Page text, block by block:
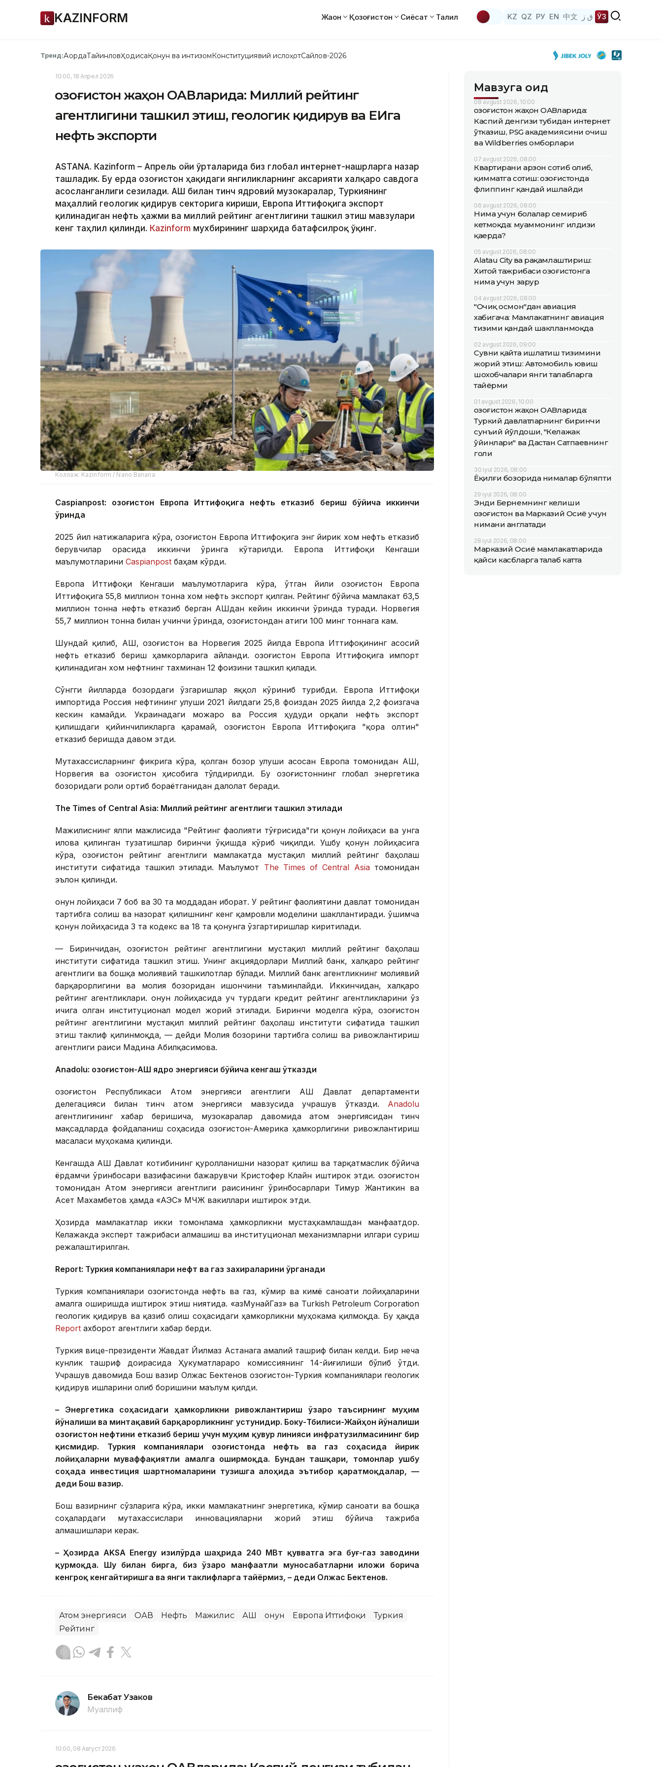
KAZINFORM Жаҳон Қозоғистон Сиёсат Таҳлил KZ QZ РУ EN 中文 ق ز ЎЗ
Тренд:АқордаТайинловҲодисаҚонун ва интизомКонституциявий ислоҳотСайлов-2026
10:00, 18 Апрел 2026
Қозоғистон жаҳон ОАВларида: Миллий рейтинг
агентлигини ташкил этиш, геологик қидирув ва ЕИга
нефть экспорти
ASTANА. Кazinform – Апрель ойи ўрталарида биз глобал интернет-нашрларга назар
ташладик. Бу ерда Қозоғистон ҳақидаги янгиликларнинг аксарияти халқаро савдога
асосланганлиги сезилади. АҚШ билан тинч ядровий музокаралар, Туркиянинг
маҳаллий геологик қидирув секторига кириши, Европа Иттифоқига экспорт
қилинадиган нефть ҳажми ва миллий рейтинг агентлигини ташкил этиш мавзулари
кенг таҳлил қилинди. Кazinform мухбирининг шарҳида батафсилроқ ўқинг.
Коллаж: Kazinform / Nano Banana
Caspianpost: Қозоғистон Европа Иттифоқига нефть етказиб бериш бўйича иккинчи
ўринда
2025 йил натижаларига кўра, Қозоғистон Европа Иттифоқига энг йирик хом нефть етказиб
берувчилар орасида иккинчи ўринга кўтарилди. Европа Иттифоқи Кенгаши
маълумотларини Caspianpost баҳам кўрди.
Европа Иттифоқи Кенгаши маълумотларига кўра, ўтган йили Қозоғистон Европа
Иттифоқига 55,8 миллион тонна хом нефть экспорт қилган. Рейтинг бўйича мамлакат 63,5
миллион тонна нефть етказиб берган АҚШдан кейин иккинчи ўринда туради. Норвегия
55,7 миллион тонна билан учинчи ўринда, Қозоғистондан атиги 100 минг тоннага кам.
Шундай қилиб, АҚШ, Қозоғистон ва Норвегия 2025 йилда Европа Иттифоқининг асосий
нефть етказиб бериш ҳамкорларига айланди. Қозоғистон Европа Иттифоқига импорт
қилинадиган хом нефтнинг тахминан 12 фоизини ташкил қилади.
Сўнгги йилларда бозордаги ўзгаришлар яққол кўриниб турибди. Европа Иттифоқи
импортида Россия нефтининг улуши 2021 йилдаги 25,8 фоиздан 2025 йилда 2,2 фоизгача
кескин камайди. Украинадаги можаро ва Россия ҳудуди орқали нефть экспорт
қилишдаги қийинчиликларга қарамай, Қозоғистон Европа Иттифоқига "қора олтин"
етказиб беришда давом этди.
Мутахассисларнинг фикрига кўра, қолган бозор улуши асосан Европа томонидан АҚШ,
Норвегия ва Қозоғистон ҳисобига тўлдирилди. Бу Қозоғистоннинг глобал энергетика
бозоридаги роли ортиб бораётганидан далолат беради.
The Times of Central Asia: Миллий рейтинг агентлиги ташкил этилади
Мажилиснинг ялпи мажлисида "Рейтинг фаолияти тўғрисида"ги қонун лойиҳаси ва унга
илова қилинган тузатишлар биринчи ўқишда кўриб чиқилди. Ушбу қонун лойиҳасига
кўра, Қозоғистон рейтинг агентлиги мамлакатда мустақил миллий рейтинг баҳолаш
институти сифатида ташкил этилади. Маълумот The Times of Central Asiaтомонидан
эълон қилинди.
Қонун лойиҳаси 7 боб ва 30 та моддадан иборат. У рейтинг фаолиятини давлат томонидан
тартибга солиш ва назорат қилишнинг кенг қамровли моделини шакллантиради. Қўшимча
қонун лойиҳасида 3 та кодекс ва 18 та қонунга ўзгартиришлар киритилади.
— Биринчидан, Қозоғистон рейтинг агентлигини мустақил миллий рейтинг баҳолаш
институти сифатида ташкил этиш. Унинг акциядорлари Миллий банк, халқаро рейтинг
агентлиги ва бошқа молиявий ташкилотлар бўлади. Миллий банк агентликнинг молиявий
барқарорлигини ва молия бозоридан ишончини таъминлайди. Иккинчидан, халқаро
рейтинг агентликлари. Қонун лойиҳасида уч турдаги кредит рейтинг агентликларини ўз
ичига олган институционал модел жорий этилади. Биринчи моделга кўра, Қозоғистон
рейтинг агентлигини мустақил миллий рейтинг баҳолаш институти сифатида ташкил
этиш таклиф қилинмоқда, — дейди Молия бозорини тартибга солиш ва ривожлантириш
агентлиги раиси Мадина Абилқасимова.
Аnadolu: Қозоғистон-АҚШ ядро энергияси бўйича кенгаш ўтказди
Қозоғистон Республикаси Атом энергияси агентлиги АҚШ Давлат департаменти
делегацияси билан тинч атом энергияси мавзусида учрашув ўтказди. Аnadolu
агентлигининг хабар беришича, музокаралар давомида атом энергиясидан тинч
мақсадларда фойдаланиш соҳасида Қозоғистон-Америка ҳамкорлигини ривожлантириш
масаласи муҳокама қилинди.
Кенгашда АҚШ Давлат котибининг қуролланишни назорат қилиш ва тарқатмаслик бўйича
ёрдамчи ўринбосари вазифасини бажарувчи Кристофер Клайн иштирок этди. Қозоғистон
томонидан Атом энергияси агентлиги раисининг ўринбосарлари Тимур Жантикин ва
Асет Махамбетов ҳамда «ҚАЭС» МЧЖ вакиллари иштирок этди.
Ҳозирда мамлакатлар икки томонлама ҳамкорликни мустаҳкамлашдан манфаатдор.
Келажакда эксперт тажрибаси алмашиш ва институционал механизмларни илгари суриш
режалаштирилган.
Report: Туркия компаниялари нефт ва газ захираларини ўрганади
Туркия компаниялари Қозоғистонда нефть ва газ, кўмир ва кимё саноати лойиҳаларини
амалга оширишда иштирок этиш ниятида. «ҚазМунайГаз» ва Turkish Petroleum Corporation
геологик қидирув ва қазиб олиш соҳасидаги ҳамкорликни муҳокама қилмоқда. Бу ҳақда
Report ахборот агентлиги хабар берди.
Туркия вице-президенти Жавдат Йилмаз Астанага амалий ташриф билан келди. Бир неча
кунлик ташриф доирасида Ҳукуматлараро комиссиянинг 14-йиғилиши бўлиб ўтди.
Учрашув давомида Бош вазир Олжас Бектенов Қозоғистон-Туркия компаниялари геологик
қидирув ишларини олиб боришини маълум қилди.
– Энергетика соҳасидаги ҳамкорликни ривожлантириш ўзаро таъсирнинг муҳим
йўналиши ва минтақавий барқарорликнинг устунидир. Боку-Тбилиси-Жайҳон йўналиши
Қозоғистон нефтини етказиб бериш учун муҳим қувур линияси инфратузилмасининг бир
қисмидир. Туркия компаниялари Қозоғистонда нефть ва газ соҳасида йирик
лойиҳаларни муваффақиятли амалга оширмоқда. Бундан ташқари, томонлар ушбу
соҳада инвестиция шартномаларини тузишга алоҳида эътибор қаратмоқдалар, —
деди Бош вазир.
Бош вазирнинг сўзларига кўра, икки мамлакатнинг энергетика, кўмир саноати ва бошқа
соҳалардаги мутахассислари инновацияларни жорий этиш бўйича тажриба
алмашишлари керак.
– Ҳозирда AKSA Energy Қизилўрда шаҳрида 240 МВт қувватга эга буғ-газ заводини
қурмоқда. Шу билан бирга, биз ўзаро манфаатли муносабатларни иложи борича
кенгроқ кенгайтиришга ва янги таклифларга тайёрмиз, – деди Олжас Бектенов.
Атом энергияси ОАВ Нефть Мажилис АҚШ Қонун Европа Иттифоқи
Туркия
Рейтинг
Бекабат Узаков
Муаллиф
10:00, 08 Август 2026
Мавзуга оид
08 avgust 2026, 10:00
Қозоғистон жаҳон ОАВларида:
Каспий денгизи тубидан интернет
ўтказиш, PSG академиясини очиш
ва Wildberries омборлари
07 avgust 2026, 08:00
Квартирани арзон сотиб олиб,
қимматга сотиш: Қозоғистонда
флиппинг қандай ишлайди
06 avgust 2026, 08:00
Нима учун болалар семириб
кетмоқда: муаммонинг илдизи
қаерда?
05 avgust 2026, 08:00
Alatau City ва рақамлаштириш:
Хитой тажрибаси Қозоғистонга
нима учун зарур
04 avgust 2026, 08:00
"Очиқ осмон"дан авиация
хабигача: Мамлакатнинг авиация
тизими қандай шаклланмоқда
02 avgust 2026, 09:00
Сувни қайта ишлатиш тизимини
жорий этиш: Автомобиль ювиш
шохобчалари янги талабларга
тайёрми
01 avgust 2026, 10:00
Қозоғистон жаҳон ОАВларида:
Туркий давлатларнинг биринчи
сунъий йўлдоши, "Келажак
ўйинлари" ва Дастан Сатпаевнинг
голи
30 iyul 2026, 08:00
Ёқилғи бозорида нималар бўляпти
29 iyul 2026, 08:00
Энди Бернемнинг келиши
Қозоғистон ва Марказий Осиё учун
нимани англатади
28 iyul 2026, 08:00
Марказий Осиё мамлакатларида
қайси касбларга талаб катта